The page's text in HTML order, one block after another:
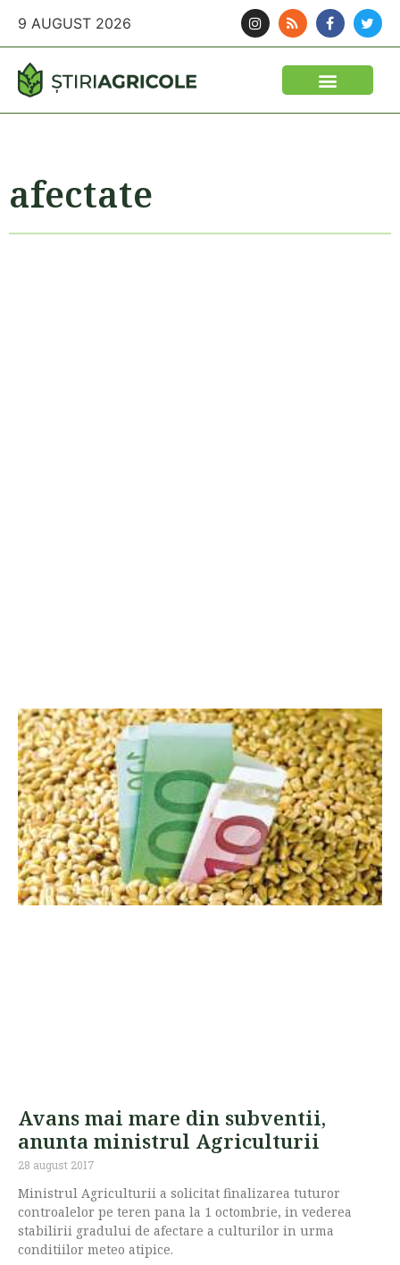
9 AUGUST 2026
afectate
Avans mai mare din subventii,
anunta ministrul Agriculturii
28 august 2017
Ministrul Agriculturii a solicitat finalizarea tuturor
controalelor pe teren pana la 1 octombrie, in vederea
stabilirii gradului de afectare a culturilor in urma
conditiilor meteo atipice.